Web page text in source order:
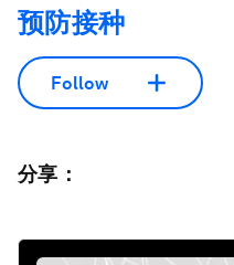
预防接种
Follow
分享：